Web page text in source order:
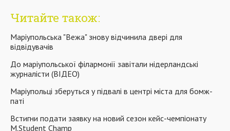
Читайте також:
Маріупольська "Вежа" знову відчинила двері для
відвідувачів
До маріупольської філармонії завітали нідерландські
журналісти (ВІДЕО)
Маріупольці зберуться у підвалі в центрі міста для бомж-
паті
Встигни подати заявку на новий сезон кейс-чемпіонату
M.Student Champ